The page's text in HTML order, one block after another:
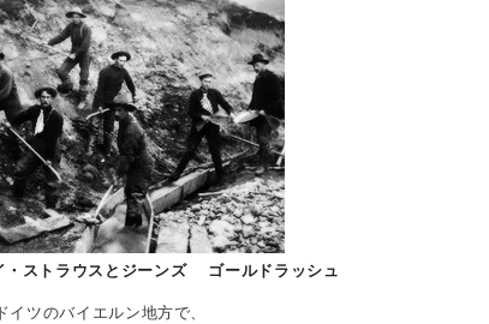
・ストラウスとジーンズ ゴールドラッシュ
イツのバイエルン地方で、